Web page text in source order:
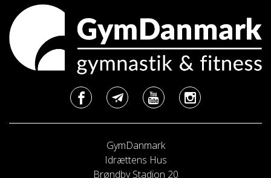
GymDanmark
Idrættens Hus
Brøndby Stadion 20